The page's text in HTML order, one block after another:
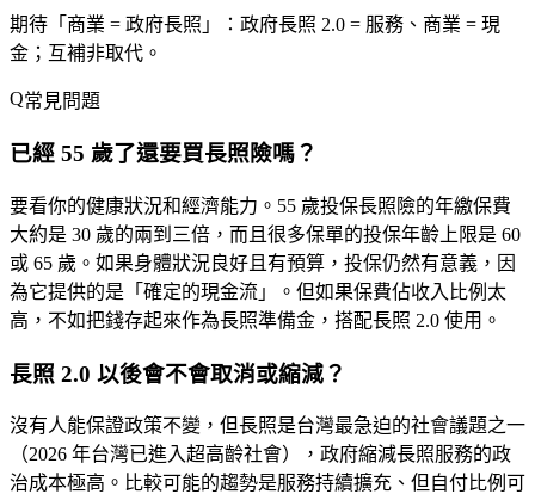
期待「商業 = 政府長照」
：政府長照 2.0 = 服務、商業 = 現
金；互補非取代。
常見問題
已經 55 歲了還要買長照險嗎？
要看你的健康狀況和經濟能力。55 歲投保長照險的年繳保費
大約是 30 歲的兩到三倍，而且很多保單的投保年齡上限是 60
或 65 歲。如果身體狀況良好且有預算，投保仍然有意義，因
為它提供的是「確定的現金流」。但如果保費佔收入比例太
高，不如把錢存起來作為長照準備金，搭配長照 2.0 使用。
長照 2.0 以後會不會取消或縮減？
沒有人能保證政策不變，但長照是台灣最急迫的社會議題之一
（2026 年台灣已進入超高齡社會），政府縮減長照服務的政
治成本極高。比較可能的趨勢是服務持續擴充、但自付比例可